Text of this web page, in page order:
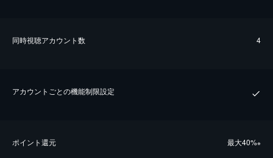
同時視聴アカウント数 4
アカウントごとの機能制限設定
ポイント還元 最⼤40%※